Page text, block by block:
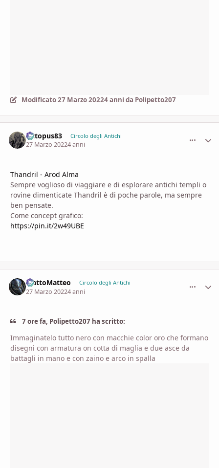
Modificato27 Marzo 20224 anni da Polipetto207
Octopus83 Circolo degli Antichi
27 Marzo 20224 anni
Thandril - Arod Alma
Sempre voglioso di viaggiare e di esplorare antichi templi o
rovine dimenticate Thandril è di poche parole, ma sempre
ben pensate.
Come concept grafico:
https://pin.it/2w49UBE
MattoMatteo Circolo degli Antichi
27 Marzo 20224 anni
7 ore fa, Polipetto207 ha scritto:
Immaginatelo tutto nero con macchie color oro che formano
disegni con armatura on cotta di maglia e due asce da
battagli in mano e con zaino e arco in spalla